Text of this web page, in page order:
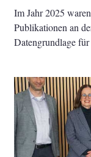
Im Jahr 2025
Publikationen an
Datengrundlage